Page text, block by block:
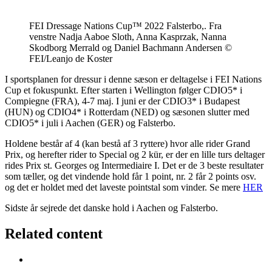
FEI Dressage Nations Cup™ 2022 Falsterbo,. Fra
venstre Nadja Aaboe Sloth, Anna Kasprzak, Nanna
Skodborg Merrald og Daniel Bachmann Andersen ©
FEI/Leanjo de Koster
I sportsplanen for dressur i denne sæson er deltagelse i FEI Nations
Cup et fokuspunkt. Efter starten i Wellington følger CDIO5* i
Compiegne (FRA), 4-7 maj. I juni er der CDIO3* i Budapest
(HUN) og CDIO4* i Rotterdam (NED) og sæsonen slutter med
CDIO5* i juli i Aachen (GER) og Falsterbo.
Holdene består af 4 (kan bestå af 3 ryttere) hvor alle rider Grand
Prix, og herefter rider to Special og 2 kür, er der en lille turs deltager
rides Prix st. Georges og Intermediaire I. Det er de 3 beste resultater
som tæller, og det vindende hold får 1 point, nr. 2 får 2 points osv.
og det er holdet med det laveste pointstal som vinder. Se mere HER
Sidste år sejrede det danske hold i Aachen og Falsterbo.
Related content